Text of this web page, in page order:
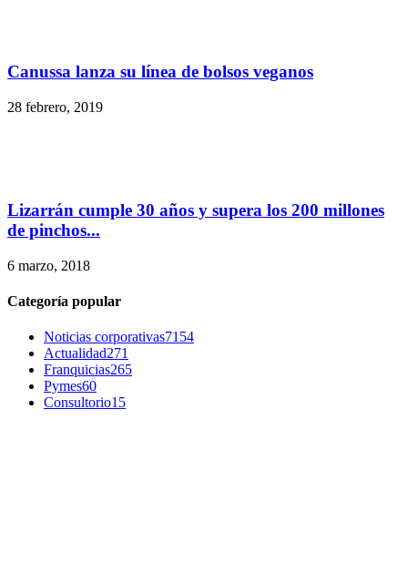
Canussa lanza su línea de bolsos veganos
28 febrero, 2019
Lizarrán cumple 30 años y supera los 200 millones
de pinchos...
6 marzo, 2018
Categoría popular
Noticias corporativas7154
Actualidad271
Franquicias265
Pymes60
Consultorio15